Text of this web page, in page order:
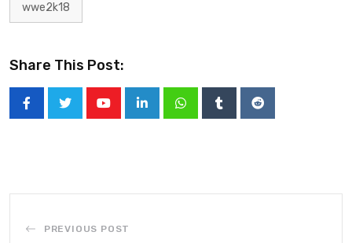
wwe2k18
Share This Post:
PREVIOUS POST